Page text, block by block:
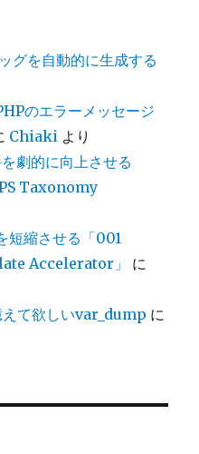
グを自動的に生成する
のエラーメッセージ
Chiaki より
劇的に向上させる
Taxonomy
短縮させる「001
Accelerator」
に
えて欲しいvar_dump に